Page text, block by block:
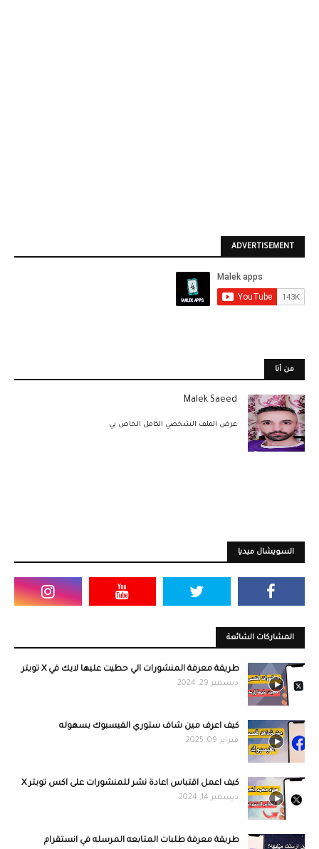
ADVERTISEMENT
من أنا
Malek Saeed
عرض الملف الشخصي الكامل الخاص بي
السويشال ميديا
المشاركات الشائعة
طريقة معرفة المنشورات الي حطيت عليها لايك في X تويتر
ديسمبر 29, 2024
كيف اعرف مين شاف ستوري الفيسبوك بسهوله
فبراير 09, 2025
كيف اعمل اقتباس اعادة نشر للمنشورات على اكس تويتر X
ديسمبر 14, 2024
طريقة معرفة طلبات المتابعه المرسله في انستقرام